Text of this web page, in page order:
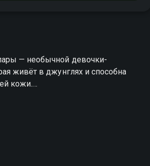
— необычной девочки-
живёт в джунглях и способна
кожи.
бесплатно в хорошем HD